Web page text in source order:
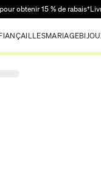
obtenir 15 % de rabais†
MARIAGE